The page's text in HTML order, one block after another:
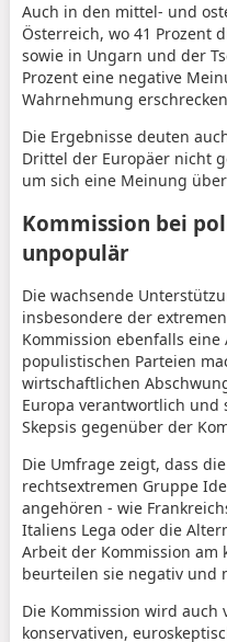
Auch in den mittel- und
Österreich, wo 41 Prozent
sowie in Ungarn und der
Prozent eine negative
Wahrnehmung
Die Ergebnisse deuten
Drittel der Europäer nicht
um sich eine Meinung
Kommission bei
unpopulär
Die wachsende
insbesondere der
Kommission ebenfalls
populistischen Parteien
wirtschaftlichen
Europa verantwortlich und
Skepsis gegenüber der
Die Umfrage zeigt, dass
rechtsextremen Gruppe
angehören - wie
Italiens Lega oder die
Arbeit der Kommission am
beurteilen sie negativ und
Die Kommission wird
konservativen,